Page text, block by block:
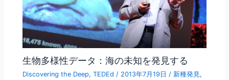
生物多様性データ：海の未知を発見する
Discovering the Deep,TEDEd / 2013年7月19日/ 新種発見,